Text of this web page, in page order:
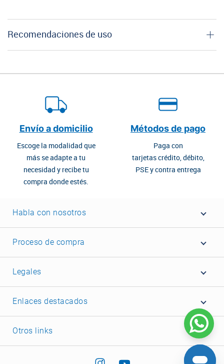
Recomendaciones de uso
Envío a domicilio
Escoge la modalidad que
más se adapte a tu
necesidad y recibe tu
compra donde estés.
Métodos de pago
Paga con
tarjetas crédito, débito,
PSE y contra entrega
Habla con nosotros
Proceso de compra
Legales
Enlaces destacados
Otros links